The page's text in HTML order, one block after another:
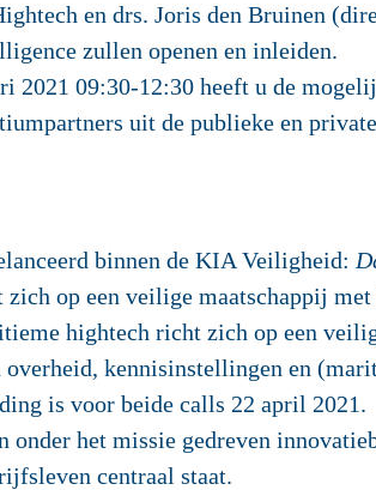
en drs. Joris den Bruinen
zullen openen en inleiden.
2021 09:30-12:30 heeft u de
uit de publieke en
binnen de KIA Veiligheid:
op een veilige maatschappij
hightech richt zich op een
overheid, kennisinstellingen en
is voor beide calls 22 april 2021.
het missie gedreven
centraal staat.